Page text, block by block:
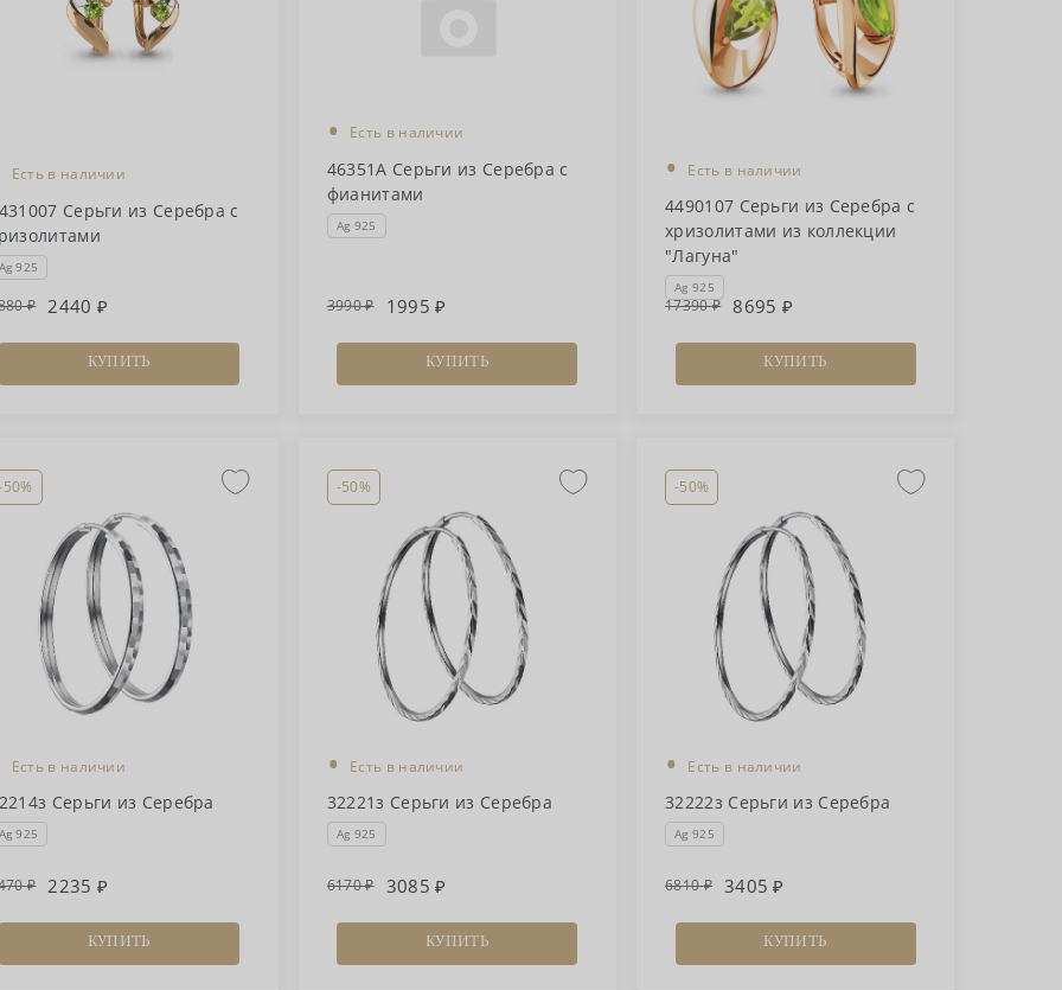
Есть в наличии
Серьги из Серебра с
925
2440
КУПИТЬ
• Есть в наличии
46351А Серьги из Серебра с
фианитами
Ag 925
3990 1995
КУПИТЬ
• Есть в наличии
4490107 Серьги из Серебра с
хризолитами из коллекции
"Лагуна"
Ag 925
17390 8695
КУПИТЬ
Есть в наличии
Серьги из Серебра
925
2235
КУПИТЬ
-50%
• Есть в наличии
32221з Серьги из Серебра
Ag 925
6170 3085
КУПИТЬ
-50%
• Есть в наличии
32222з Серьги из Серебра
Ag 925
6810 3405
КУПИТЬ